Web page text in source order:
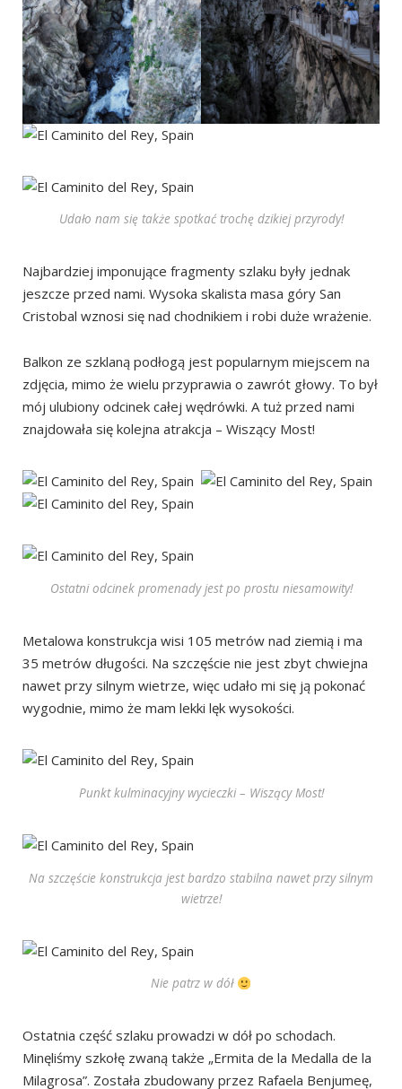
Udało nam się także spotkać trochę dzikiej przyrody!
Najbardziej imponujące fragmenty szlaku były jednak
jeszcze przed nami. Wysoka skalista masa góry San
Cristobal wznosi się nad chodnikiem i robi duże wrażenie.
Balkon ze szklaną podłogą jest popularnym miejscem na
zdjęcia, mimo że wielu przyprawia o zawrót głowy. To był
mój ulubiony odcinek całej wędrówki. A tuż przed nami
znajdowała się kolejna atrakcja – Wiszący Most!
Ostatni odcinek promenady jest po prostu niesamowity!
Metalowa konstrukcja wisi 105 metrów nad ziemią i ma
35 metrów długości. Na szczęście nie jest zbyt chwiejna
nawet przy silnym wietrze, więc udało mi się ją pokonać
wygodnie, mimo że mam lekki lęk wysokości.
Punkt kulminacyjny wycieczki – Wiszący Most!
Na szczęście konstrukcja jest bardzo stabilna nawet przy silnym
wietrze!
Nie patrz w dół
Ostatnia część szlaku prowadzi w dół po schodach.
Minęliśmy szkołę zwaną także „Ermita de la Medalla de la
Milagrosa”. Została zbudowany przez Rafaela Benjumeę,